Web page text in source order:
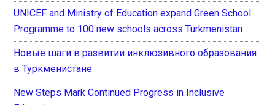
UNICEF and Ministry of Education expand Green School
Programme to 100 new schools across Turkmenistan
Новые шаги в развитии инклюзивного образования
в Туркменистане
New Steps Mark Continued Progress in Inclusive